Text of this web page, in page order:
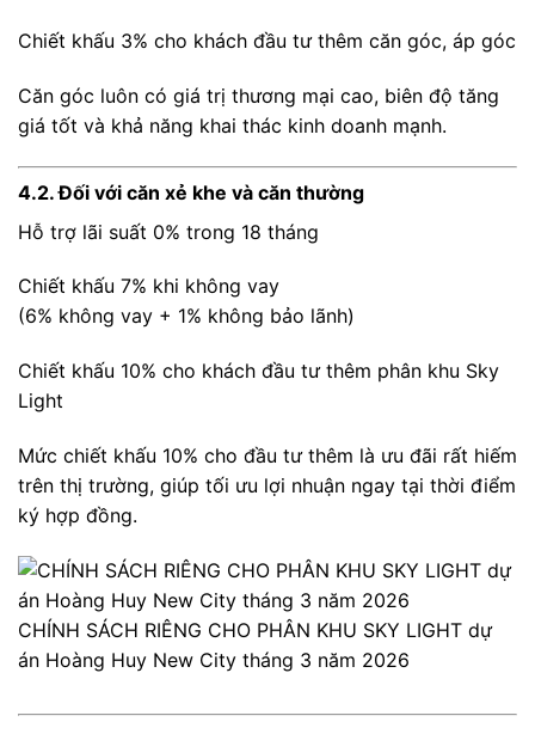
Chiết khấu 3% cho khách đầu tư thêm căn góc, áp góc
Căn góc luôn có giá trị thương mại cao, biên độ tăng
giá tốt và khả năng khai thác kinh doanh mạnh.
4.2. Đối với căn xẻ khe và căn thường
Hỗ trợ lãi suất 0% trong 18 tháng
Chiết khấu 7% khi không vay
(6% không vay + 1% không bảo lãnh)
Chiết khấu 10% cho khách đầu tư thêm phân khu Sky
Light
Mức chiết khấu 10% cho đầu tư thêm là ưu đãi rất hiếm
trên thị trường, giúp tối ưu lợi nhuận ngay tại thời điểm
ký hợp đồng.
CHÍNH SÁCH RIÊNG CHO PHÂN KHU SKY LIGHT dự
án Hoàng Huy New City tháng 3 năm 2026